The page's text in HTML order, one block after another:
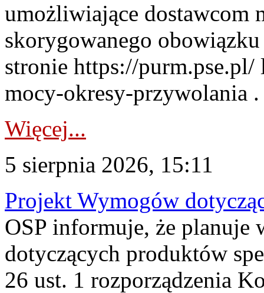
umożliwiające dostawcom
skorygowanego
stronie https://
mocy-okresy-przywolania
Więcej...
5 sierpnia 2026, 15:11
Projekt Wymogów
OSP informuje, że planuje
dotyczących produktów
26 ust. 1 rozporządzenia